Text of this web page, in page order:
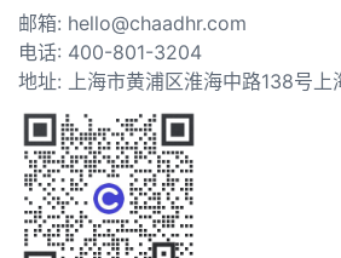
邮箱: hello@chaadhr.com
电话: 400-801-3204
地址: 上海市黄浦区淮海中路138号上